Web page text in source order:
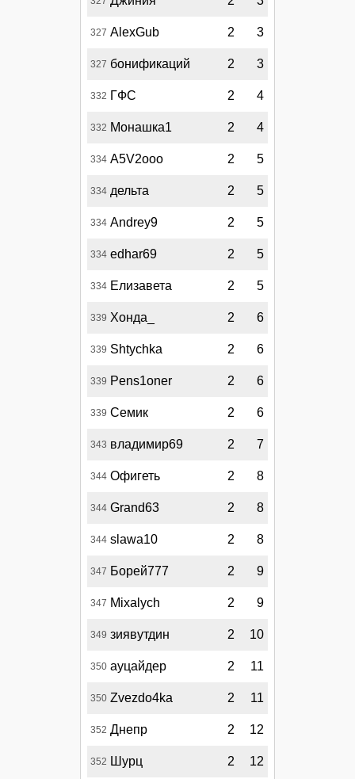
327 AlexGub 2 3
327 бонификаций 2 3
332 ГФС 2 4
332 Монашка1 2 4
334 A5V2ooo 2 5
334 дельта 2 5
334 Andrey9 2 5
334 edhar69 2 5
334 Елизавета 2 5
339 Хонда_ 2 6
339 Shtychka 2 6
339 Pens1oner 2 6
339 Семик 2 6
343 владимир69 2 7
344 Офигеть 2 8
344 Grand63 2 8
344 slawa10 2 8
347 Борей777 2 9
347 Mixalych 2 9
349 зиявутдин 2 10
350 ауцайдер 2 11
350 Zvezdo4ka 2 11
352 Днепр 2 12
352 Шурц 2 12